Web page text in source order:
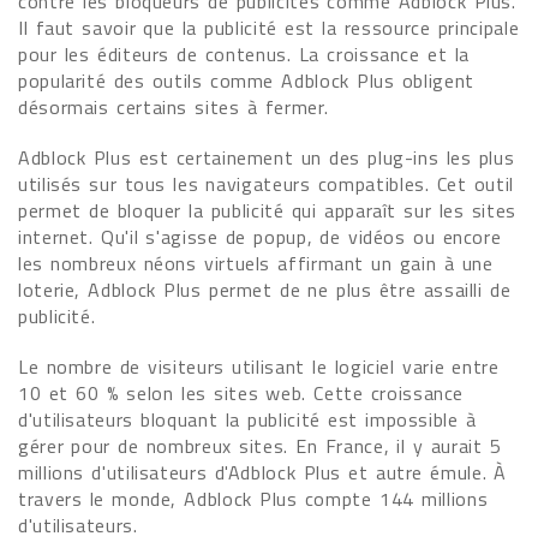
Il faut savoir que la publicité est la ressource principale
pour les éditeurs de contenus. La croissance et la
popularité des outils comme Adblock Plus obligent
désormais certains sites à fermer.
Adblock Plus est certainement un des plug-ins les plus
utilisés sur tous les navigateurs compatibles. Cet outil
permet de bloquer la publicité qui apparaît sur les sites
internet. Qu'il s'agisse de popup, de vidéos ou encore
les nombreux néons virtuels affirmant un gain à une
loterie, Adblock Plus permet de ne plus être assailli de
publicité.
Le nombre de visiteurs utilisant le logiciel varie entre
10 et 60 % selon les sites web. Cette croissance
d'utilisateurs bloquant la publicité est impossible à
gérer pour de nombreux sites. En France, il y aurait 5
millions d'utilisateurs d'Adblock Plus et autre émule. À
travers le monde, Adblock Plus compte 144 millions
d'utilisateurs.